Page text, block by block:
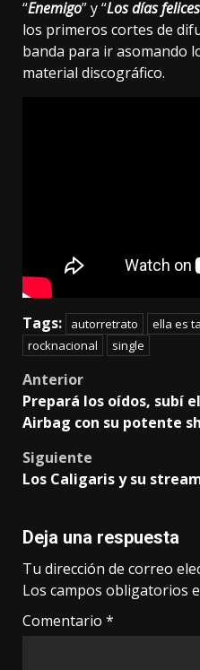
“Enemigo” y “Los días felices
los primeros cortes de
banda para ir asomando
material discográfico.
Tags: autorretrato ella es
rocknacional
single
Post
navigation
Anterior
Prepará los oídos, subí
Airbag con su potente
Siguiente
Los Caligaris y su
Deja una respuesta
Tu dirección de correo
Los campos obligatorios
Comentario *